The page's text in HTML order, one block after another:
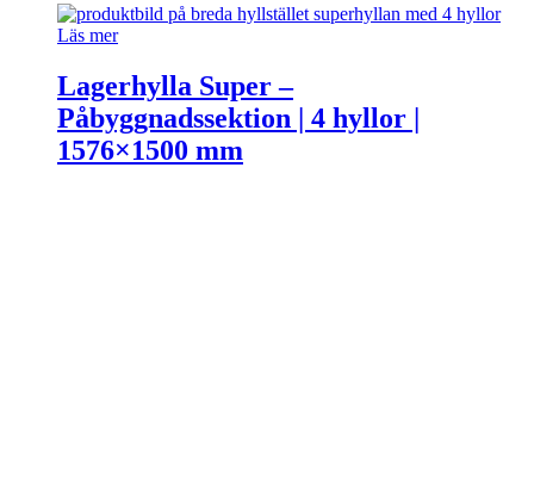
Läs mer
Lagerhylla Super –
Påbyggnadssektion | 4 hyllor |
1576×1500 mm